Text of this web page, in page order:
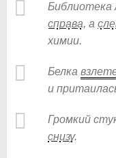
Библиотека
справа, а
химии.
Белка
и
Громкий
снизу.